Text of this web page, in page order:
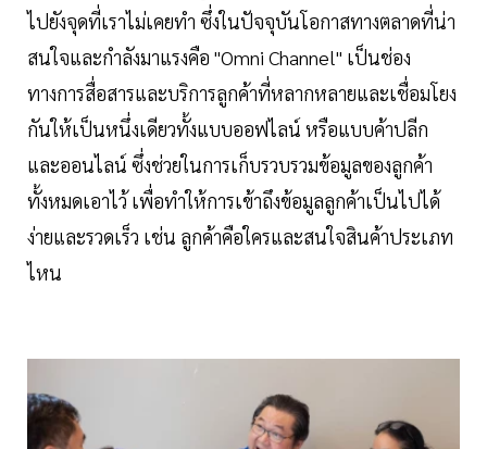
ไปยังจุดที่เราไม่เคยทำ ซึ่งในปัจจุบันโอกาสทางตลาดที่น่า
สนใจและกำลังมาแรงคือ "Omni Channel" เป็นช่อง
ทางการสื่อสารและบริการลูกค้าที่หลากหลายและเชื่อมโยง
กันให้เป็นหนึ่งเดียวทั้งแบบออฟไลน์ หรือแบบค้าปลีก
และออนไลน์ ซึ่งช่วยในการเก็บรวบรวมข้อมูลของลูกค้า
ทั้งหมดเอาไว้ เพื่อทำให้การเข้าถึงข้อมูลลูกค้าเป็นไปได้
ง่ายและรวดเร็ว เช่น ลูกค้าคือใครและสนใจสินค้าประเภท
ไหน